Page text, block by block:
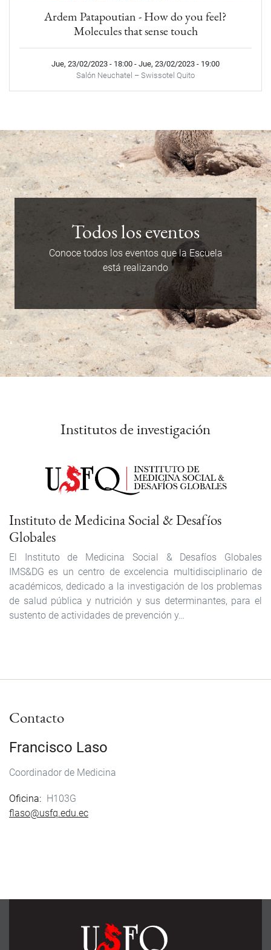
Ardem Patapoutian - How do you feel?
Molecules that sense touch
Jue, 23/02/2023 - 18:00 - Jue, 23/02/2023 - 19:00
Salón Neuchatel – Swissotel Quito
Enlace
a
eventos
Todos los eventos
Conoce todos los eventos que la Escuela
está realizando
Institutos de investigación
Instituto de Medicina Social & Desafíos
Globales
El Instituto de Medicina Social & Desafíos Globales
IMS&DG es un centro de excelencia multidisciplinario de
académicos, dedicado a la investigación de los problemas
de salud pública y nutrición y sus determinantes, para el
sustento de actividades de prevención y…
Contacto
Francisco Laso
Coordinador de Medicina
Oficina
H103G
flaso@usfq.edu.ec